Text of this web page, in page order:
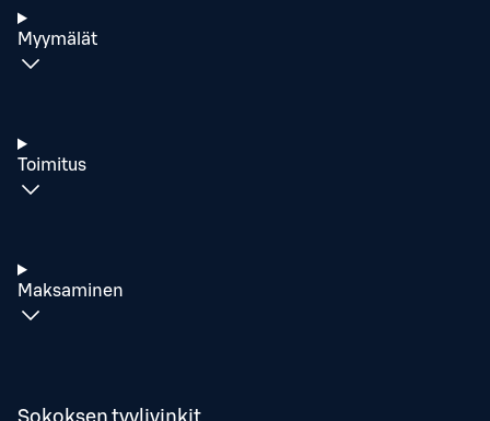
Myymälät
Toimitus
Maksaminen
Sokoksen tyylivinkit